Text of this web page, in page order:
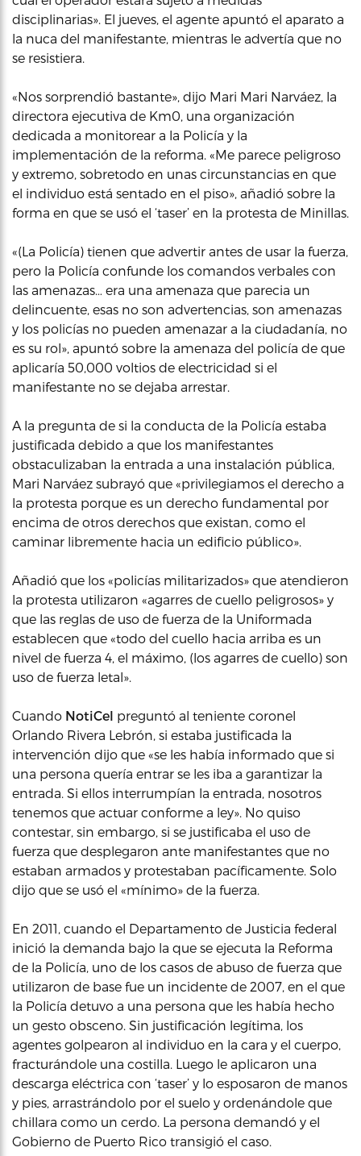
disciplinarias». El jueves, el agente apuntó el aparato a
la nuca del manifestante, mientras le advertía que no
se resistiera.
«Nos sorprendió bastante», dijo Mari Mari Narváez, la
directora ejecutiva de Km0, una organización
dedicada a monitorear a la Policía y la
implementación de la reforma. «Me parece peligroso
y extremo, sobretodo en unas circunstancias en que
el individuo está sentado en el piso», añadió sobre la
forma en que se usó el ‘taser’ en la protesta de Minillas.
«(La Policía) tienen que advertir antes de usar la fuerza,
pero la Policía confunde los comandos verbales con
las amenazas… era una amenaza que parecia un
delincuente, esas no son advertencias, son amenazas
y los policías no pueden amenazar a la ciudadanía, no
es su rol», apuntó sobre la amenaza del policía de que
aplicaría 50,000 voltios de electricidad si el
manifestante no se dejaba arrestar.
A la pregunta de si la conducta de la Policía estaba
justificada debido a que los manifestantes
obstaculizaban la entrada a una instalación pública,
Mari Narváez subrayó que «privilegiamos el derecho a
la protesta porque es un derecho fundamental por
encima de otros derechos que existan, como el
caminar libremente hacia un edificio público».
Añadió que los «policías militarizados» que atendieron
la protesta utilizaron «agarres de cuello peligrosos» y
que las reglas de uso de fuerza de la Uniformada
establecen que «todo del cuello hacia arriba es un
nivel de fuerza 4, el máximo, (los agarres de cuello) son
uso de fuerza letal».
Cuando NotiCel preguntó al teniente coronel
Orlando Rivera Lebrón, si estaba justificada la
intervención dijo que «se les había informado que si
una persona quería entrar se les iba a garantizar la
entrada. Si ellos interrumpían la entrada, nosotros
tenemos que actuar conforme a ley». No quiso
contestar, sin embargo, si se justificaba el uso de
fuerza que desplegaron ante manifestantes que no
estaban armados y protestaban pacíficamente. Solo
dijo que se usó el «mínimo» de la fuerza.
En 2011, cuando el Departamento de Justicia federal
inició la demanda bajo la que se ejecuta la Reforma
de la Policía, uno de los casos de abuso de fuerza que
utilizaron de base fue un incidente de 2007, en el que
la Policía detuvo a una persona que les había hecho
un gesto obsceno. Sin justificación legítima, los
agentes golpearon al individuo en la cara y el cuerpo,
fracturándole una costilla. Luego le aplicaron una
descarga eléctrica con ‘taser’ y lo esposaron de manos
y pies, arrastrándolo por el suelo y ordenándole que
chillara como un cerdo. La persona demandó y el
Gobierno de Puerto Rico transigió el caso.